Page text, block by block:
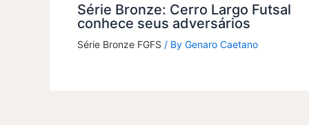
Série Bronze: Cerro Largo Futsal
conhece seus adversários
Série Bronze FGFS / By Genaro Caetano